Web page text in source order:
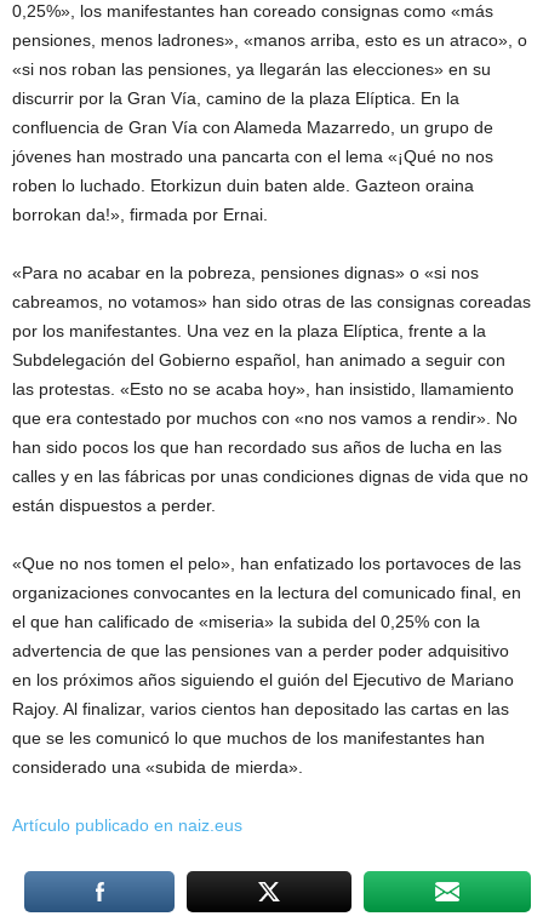
0,25%», los manifestantes han coreado consignas como «más
pensiones, menos ladrones», «manos arriba, esto es un atraco», o
«si nos roban las pensiones, ya llegarán las elecciones» en su
discurrir por la Gran Vía, camino de la plaza Elíptica. En la
confluencia de Gran Vía con Alameda Mazarredo, un grupo de
jóvenes han mostrado una pancarta con el lema «¡Qué no nos
roben lo luchado. Etorkizun duin baten alde. Gazteon oraina
borrokan da!», firmada por Ernai.
«Para no acabar en la pobreza, pensiones dignas» o «si nos
cabreamos, no votamos» han sido otras de las consignas coreadas
por los manifestantes. Una vez en la plaza Elíptica, frente a la
Subdelegación del Gobierno español, han animado a seguir con
las protestas. «Esto no se acaba hoy», han insistido, llamamiento
que era contestado por muchos con «no nos vamos a rendir». No
han sido pocos los que han recordado sus años de lucha en las
calles y en las fábricas por unas condiciones dignas de vida que no
están dispuestos a perder.
«Que no nos tomen el pelo», han enfatizado los portavoces de las
organizaciones convocantes en la lectura del comunicado final, en
el que han calificado de «miseria» la subida del 0,25% con la
advertencia de que las pensiones van a perder poder adquisitivo
en los próximos años siguiendo el guión del Ejecutivo de Mariano
Rajoy. Al finalizar, varios cientos han depositado las cartas en las
que se les comunicó lo que muchos de los manifestantes han
considerado una «subida de mierda».
Artículo publicado en naiz.eus